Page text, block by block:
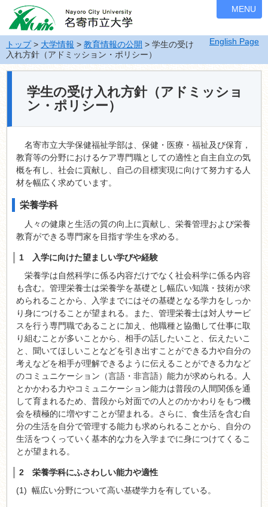
ナ
ビ
ゲ
ー
シ
ョ
English Page
MENU
トップ> 大学情報 > 教育情報の公開 > 学生の受け
入れ方針（アドミッション・ポリシー）
学生の受け入れ方針（アドミッショ
ン・ポリシー）
名寄市立大学保健福祉学部は、保健・医療・福祉及び保育，
教育等の分野におけるケア専門職としての適性と自主自立の気
概を有し、社会に貢献し、自己の目標実現に向けて努力する人
材を幅広く求めています。
栄養学科
人々の健康と生活の質の向上に貢献し、栄養管理および栄養
教育ができる専門家を目指す学生を求める。
1 入学に向けた望ましい学びや経験
栄養学は自然科学に係る内容だけでなく社会科学に係る内容
も含む。管理栄養士は栄養学を基礎とし幅広い知識・技術が求
められることから、入学までにはその基礎となる学力をしっか
り身につけることが望まれる。また、管理栄養士は対人サービ
スを行う専門職であることに加え、他職種と協働して仕事に取
り組むことが多いことから、相手の話したいこと、伝えたいこ
と、聞いてほしいことなどを引き出すことができる力や自分の
考えなどを相手が理解できるように伝えることができる力など
のコミュニケーション（言語・非言語）能力が求められる。人
とかかわる力やコミュニケーション能力は普段の人間関係を通
して育まれるため、普段から対面での人とのかかわりをもつ機
会を積極的に増やすことが望まれる。さらに、食生活を含む自
分の生活を自分で管理する能力も求められることから、自分の
生活をつくっていく基本的な力を入学までに身につけてくるこ
とが望まれる。
2 栄養学科にふさわしい能力や適性
(1) 幅広い分野について高い基礎学力を有している。